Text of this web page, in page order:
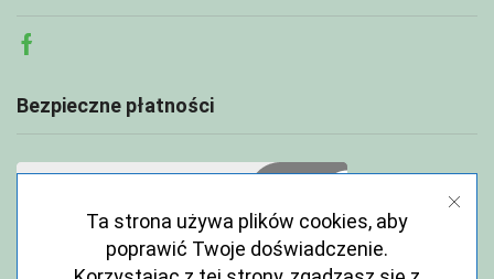
Facebook
Bezpieczne płatności
Ta strona używa plików cookies, aby
poprawić Twoje doświadczenie.